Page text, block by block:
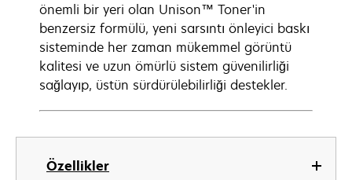
Özellikler
önemli bir yeri olan Unison™ Toner'in
benzersiz formülü, yeni sarsıntı önleyici baskı
sisteminde her zaman mükemmel görüntü
kalitesi ve uzun ömürlü sistem güvenilirliği
sağlayıp, üstün sürdürülebilirliği destekler.